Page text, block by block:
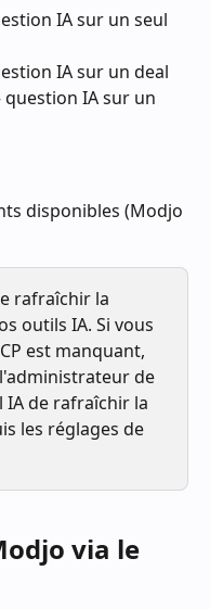
IA sur un seul
IA sur un deal
IA sur un
disponibles (Modjo
rafraîchir la
outils IA. Si vous
est manquant,
de
de rafraîchir la
les réglages de
via le